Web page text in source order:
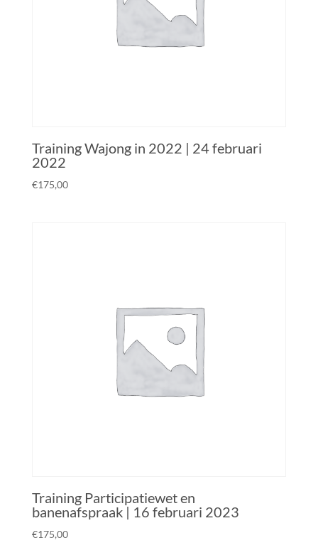
Training Wajong in 2022 | 24 februari
2022
€175,00
Training Participatiewet en
banenafspraak | 16 februari 2023
€175,00